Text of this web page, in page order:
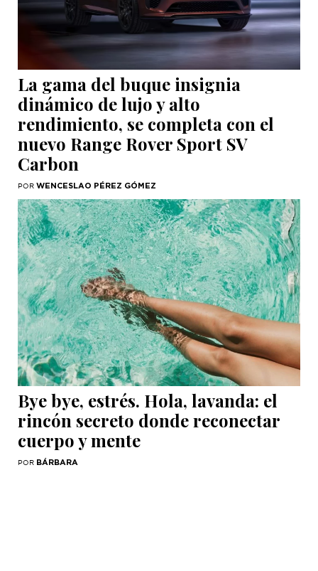
La gama del buque insignia
dinámico de lujo y alto
rendimiento, se completa con el
nuevo Range Rover Sport SV
Carbon
POR WENCESLAO PÉREZ GÓMEZ
Bye bye, estrés. Hola, lavanda: el
rincón secreto donde reconectar
cuerpo y mente
POR BÁRBARA